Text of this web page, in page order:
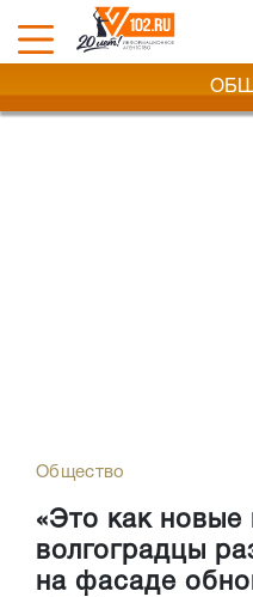
Общество
«Это как новые
волгоградцы
на фасаде